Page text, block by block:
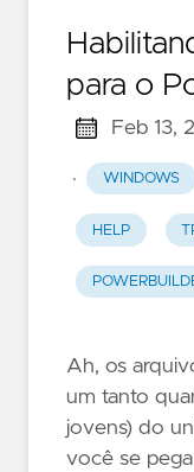
para o
Feb 13,
· WINDOWS
HELP
Ah, os
um tanto
jovens) do
você se